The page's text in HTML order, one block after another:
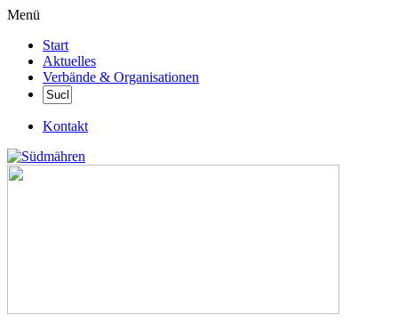
Menü
Start
Aktuelles
Verbände & Organisationen
Kontakt